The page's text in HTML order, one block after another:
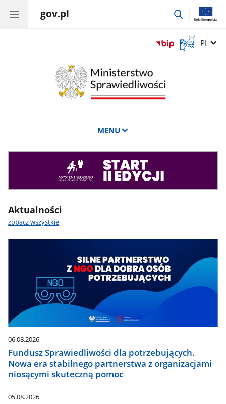
gov.pl
przejdź
Otwórz
okno
Zmień
PL
MENU
Aktualności
zobacz wszystkie
06.08.2026
Fundusz Sprawiedliwości dla potrzebujących.
Nowa era stabilnego partnerstwa z organizacjami
niosącymi skuteczną pomoc
05.08.2026